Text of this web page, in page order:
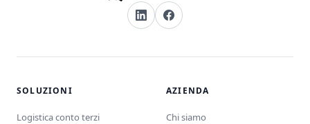
SOLUZIONI
Logistica conto terzi
AZIENDA
Chi siamo